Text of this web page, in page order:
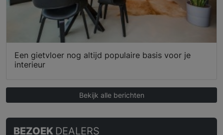
Een gietvloer nog altijd populaire basis voor je
interieur
Bekijk alle berichten
BEZOEK DEALERS